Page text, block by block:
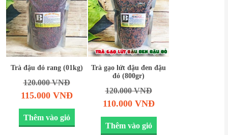
Trà đậu đỏ rang (01kg)
120.000VNĐ
115.000 VNĐ
Thêm vào giỏ
Trà gạo lứt đậu đen đậu
đỏ (800gr)
120.000VNĐ
110.000 VNĐ
Thêm vào giỏ